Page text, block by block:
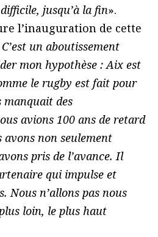
jusqu’à la fin».
l’inauguration de cette
C’est un aboutissement
mon hypothèse : Aix est
le rugby est fait pour
des
avions 100 ans de retard
avons non seulement
pris de l’avance. Il
qui impulse et
Nous n’allons pas nous
loin, le plus haut